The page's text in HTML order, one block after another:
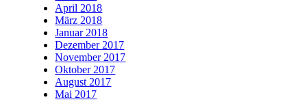
April 2018
März 2018
Januar 2018
Dezember 2017
November 2017
Oktober 2017
August 2017
Mai 2017